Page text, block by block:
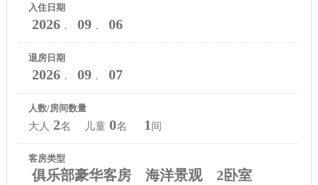
入住日期
2026． 09． 06
退房日期
2026． 09． 07
人数/房间数量
大人 2名 儿童 0名 1 间
客房类型
俱乐部豪华客房 海洋景观 2卧室